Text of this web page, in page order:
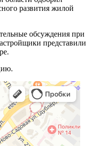
развития жилой
обсуждения при
представили